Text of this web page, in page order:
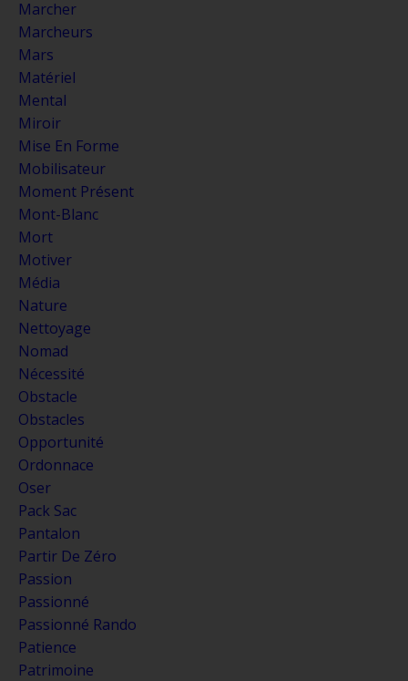
Marcher
Marcheurs
Mars
Matériel
Mental
Miroir
Mise En Forme
Mobilisateur
Moment Présent
Mont-Blanc
Mort
Motiver
Média
Nature
Nettoyage
Nomad
Nécessité
Obstacle
Obstacles
Opportunité
Ordonnace
Oser
Pack Sac
Pantalon
Partir De Zéro
Passion
Passionné
Passionné Rando
Patience
Patrimoine